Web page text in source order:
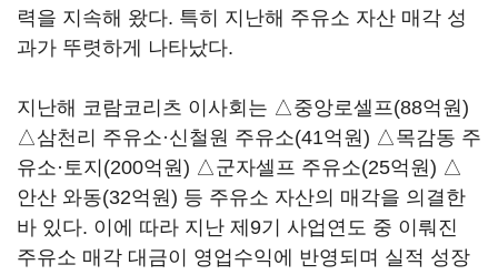
력을 지속해 왔다. 특히 지난해 주유소 자산 매각 성
과가 뚜렷하게 나타났다.
지난해 코람코리츠 이사회는 △중앙로셀프(88억원)
△삼천리 주유소·신철원 주유소(41억원) △목감동 주
유소·토지(200억원) △군자셀프 주유소(25억원) △
안산 와동(32억원) 등 주유소 자산의 매각을 의결한
바 있다. 이에 따라 지난 제9기 사업연도 중 이뤄진
주유소 매각 대금이 영업수익에 반영되며 실적 성장